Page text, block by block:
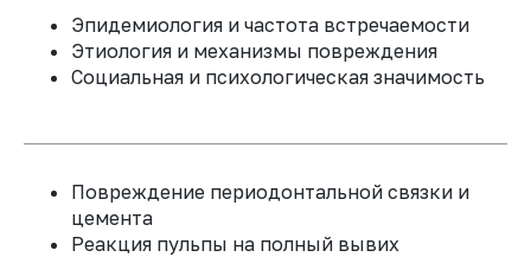
Эпидемиология и частота встречаемости
Этиология и механизмы повреждения
Социальная и психологическая значимость
Повреждение периодонтальной связки и
цемента
Реакция пульпы на полный вывих
279 000 ₽
400 000 ₽
участников курса
Именной сертификат
Офис курс Тишкиной Ольги
Детальной Травматологии